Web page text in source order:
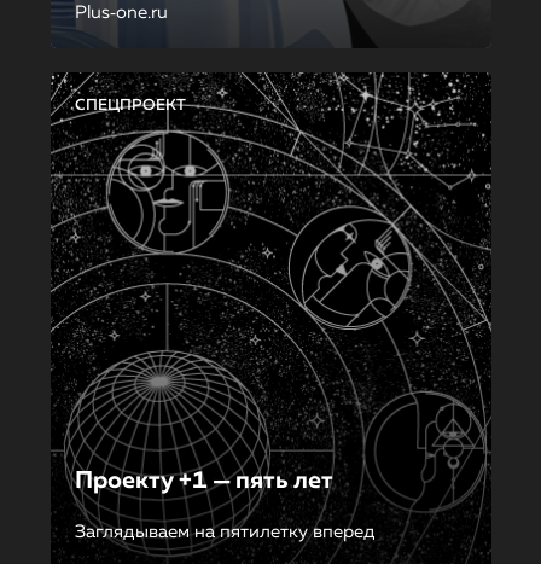
Plus‑one.ru
СПЕЦПРОЕКТ
Проекту +1 — пять лет
Заглядываем на пятилетку вперед